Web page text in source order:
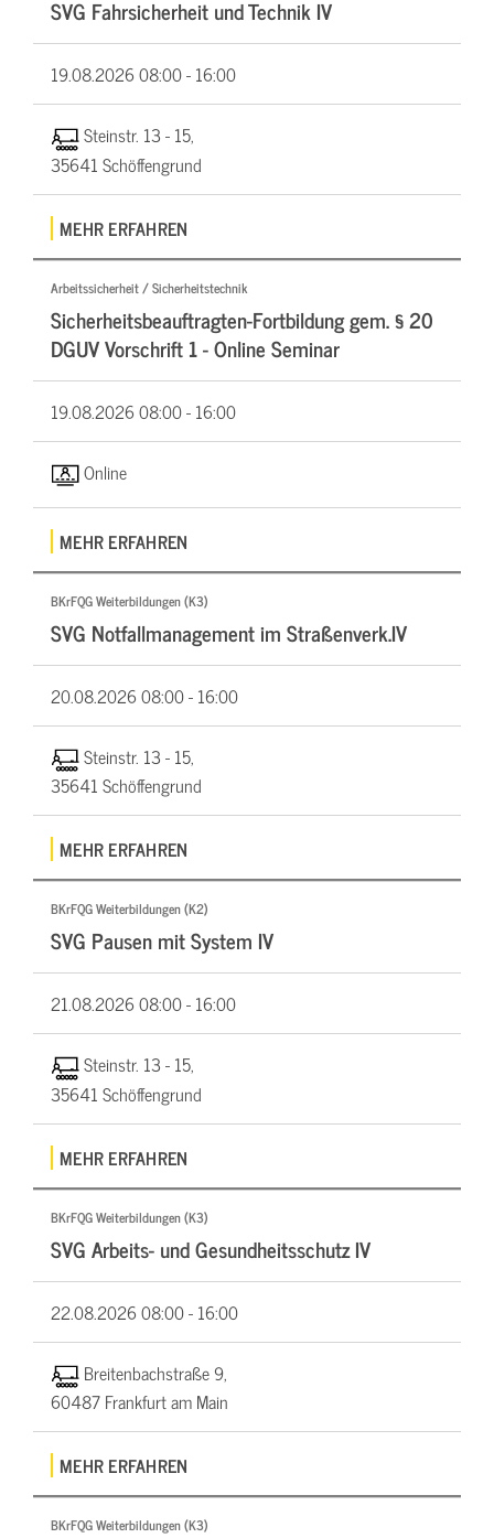
SVG Fahrsicherheit und Technik IV
19.08.202608:00 - 16:00
Steinstr. 13 - 15,
35641 Schöffengrund
MEHR ERFAHREN
Arbeitssicherheit / Sicherheitstechnik
Sicherheitsbeauftragten-Fortbildung gem. § 20
DGUV Vorschrift 1 - Online Seminar
19.08.202608:00 - 16:00
Online
MEHR ERFAHREN
BKrFQG Weiterbildungen (K3)
SVG Notfallmanagement im Straßenverk.IV
20.08.202608:00 - 16:00
Steinstr. 13 - 15,
35641 Schöffengrund
MEHR ERFAHREN
BKrFQG Weiterbildungen (K2)
SVG Pausen mit System IV
21.08.202608:00 - 16:00
Steinstr. 13 - 15,
35641 Schöffengrund
MEHR ERFAHREN
BKrFQG Weiterbildungen (K3)
SVG Arbeits- und Gesundheitsschutz IV
22.08.202608:00 - 16:00
Breitenbachstraße 9,
60487 Frankfurt am Main
MEHR ERFAHREN
BKrFQG Weiterbildungen (K3)